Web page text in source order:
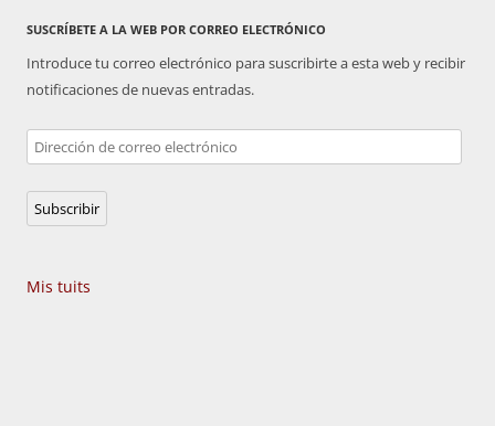
SUSCRÍBETE A LA WEB POR CORREO ELECTRÓNICO
Introduce tu correo electrónico para suscribirte a esta web y recibir
notificaciones de nuevas entradas.
Dirección
de
correo
electrónico
Subscribir
Mis tuits